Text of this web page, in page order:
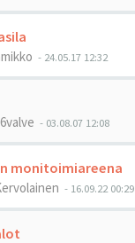
- 24.05.17 12:32
- 03.08.07 12:08
monitoimiareena
- 16.09.22 00:29